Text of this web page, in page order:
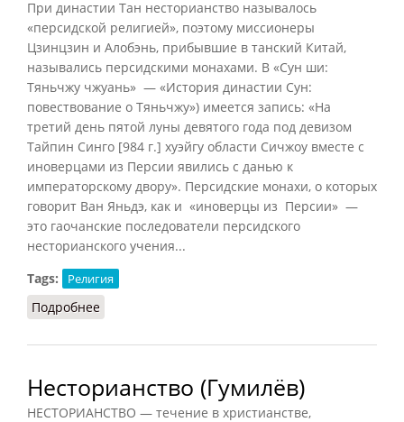
При династии Тан несторианство называлось
«персидской религией», поэтому миссионеры
Цзинцзин и Алобэнь, прибывшие в танский Китай,
назывались персидскими монахами. В «Сун ши:
Тяньчжу чжуань» — «История династии Сун:
повествование о Тяньчжу») имеется запись: «На
третий день пятой луны девятого года под девизом
Тайпин Синго [984 г.] хуэйгу области Сичжоу вместе с
иноверцами из Персии явились с данью к
императорскому двору». Персидские монахи, о которых
говорит Ван Яньдэ, как и «иноверцы из Персии» —
это гаочанские последователи персидского
несторианского учения...
Tags:
Религия
Подробнее
Несторианство (Гумилёв)
НЕСТОРИАНСТВО — течение в христианстве,